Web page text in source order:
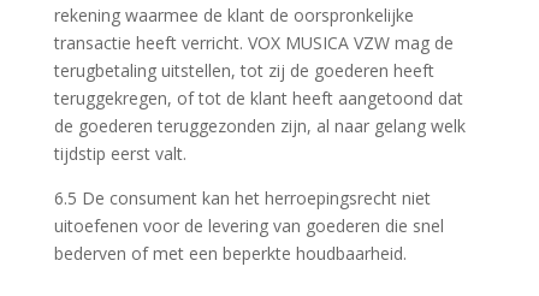
rekening waarmee de klant de oorspronkelijke
transactie heeft verricht. VOX MUSICA VZW mag de
terugbetaling uitstellen, tot zij de goederen heeft
teruggekregen, of tot de klant heeft aangetoond dat
de goederen teruggezonden zijn, al naar gelang welk
tijdstip eerst valt.
6.5 De consument kan het herroepingsrecht niet
uitoefenen voor de levering van goederen die snel
bederven of met een beperkte houdbaarheid.